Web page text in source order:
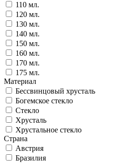
110 мл.
120 мл.
130 мл.
140 мл.
150 мл.
160 мл.
170 мл.
175 мл.
Материал
Бессвинцовый хрусталь
Богемское стекло
Стекло
Хрусталь
Хрустальное стекло
Страна
Австрия
Бразилия